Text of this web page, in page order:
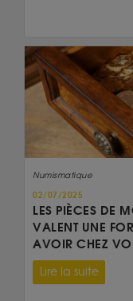
Numismatique
02/07/2025
LES PIÈCES DE
VALENT UNE
AVOIR CHEZ
Lire la suite